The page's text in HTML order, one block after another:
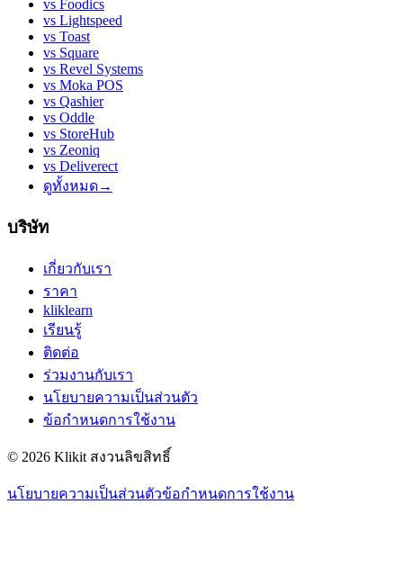
vs Foodics
vs Lightspeed
vs Toast
vs Square
vs Revel Systems
vs Moka POS
vs Qashier
vs Oddle
vs StoreHub
vs Zeoniq
vs Deliverect
ดูทั้งหมด→
บริษัท
เกี่ยวกับเรา
ราคา
kliklearn
เรียนรู้
ติดต่อ
ร่วมงานกับเรา
นโยบายความเป็นส่วนตัว
ข้อกำหนดการใช้งาน
© 2026 Klikit สงวนลิขสิทธิ์
นโยบายความเป็นส่วนตัวข้อกำหนดการใช้งาน